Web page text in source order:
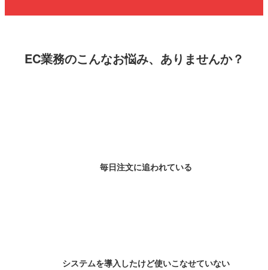
EC業務のこんなお悩み、ありませんか？
毎日注文に追われている
システムを導入したけど使いこなせていない